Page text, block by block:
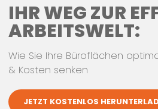
IHR WEG ZUR
ARBEITSWELT:
Wie Sie Ihre Büroflächen
& Kosten senken
JETZT KOSTENLOS